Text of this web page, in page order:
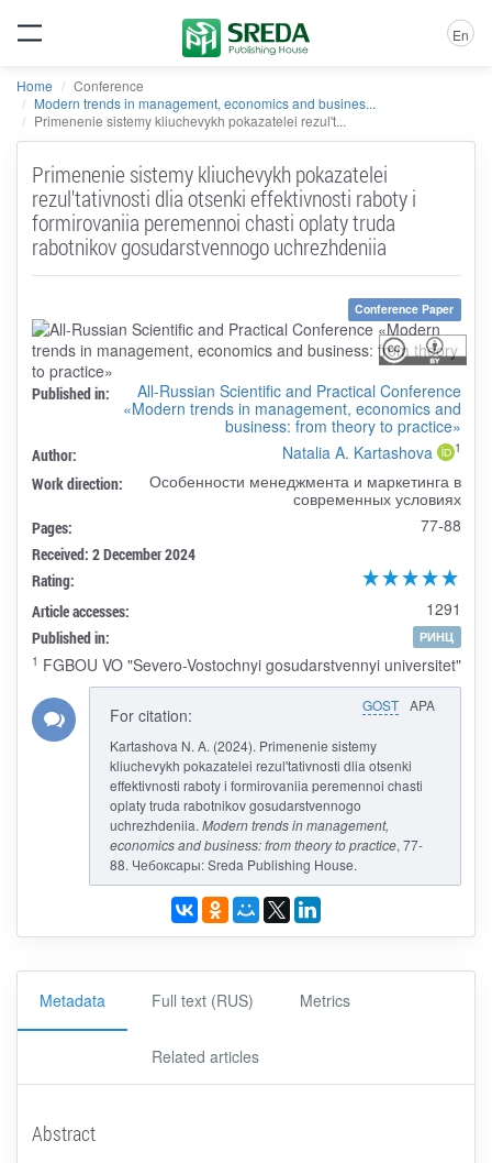
En
Home
Conference
Modern trends in management, economics and busines...
Primenenie sistemy kliuchevykh pokazatelei rezul't...
Primenenie sistemy kliuchevykh pokazatelei
rezul'tativnosti dlia otsenki effektivnosti raboty i
formirovaniia peremennoi chasti oplaty truda
rabotnikov gosudarstvennogo uchrezhdeniia
Conference Paper
Published in:
All-Russian Scientific and Practical Conference
«Modern trends in management, economics and
business: from theory to practice»
Author: Natalia A. Kartashova 1
Work direction:
Особенности менеджмента и маркетинга в
современных условиях
Pages: 77-88
Received: 2 December 2024
Rating:
Article accesses:
1291
Published in:
РИНЦ
1 FGBOU VO "Severo-Vostochnyi gosudarstvennyi universitet"
GOST APA
For citation:
Kartashova N. A. (2024). Primenenie sistemy
kliuchevykh pokazatelei rezul'tativnosti dlia otsenki
effektivnosti raboty i formirovaniia peremennoi chasti
oplaty truda rabotnikov gosudarstvennogo
uchrezhdeniia. Modern trends in management,
economics and business: from theory to practice, 77-
88. Чебоксары: Sreda Publishing House.
Metadata Full text (RUS) Metrics
Related articles
Abstract